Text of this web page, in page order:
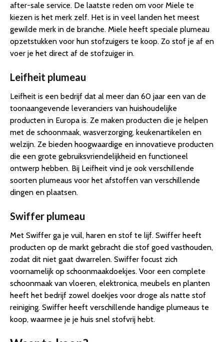
after-sale service. De laatste reden om voor Miele te
kiezen is het merk zelf. Het is in veel landen het meest
gewilde merk in de branche. Miele heeft speciale plumeau
opzetstukken voor hun stofzuigers te koop. Zo stof je af en
voer je het direct af de stofzuiger in.
Leifheit plumeau
Leifheit is een bedrijf dat al meer dan 60 jaar een van de
toonaangevende leveranciers van huishoudelijke
producten in Europa is. Ze maken producten die je helpen
met de schoonmaak, wasverzorging, keukenartikelen en
welzijn. Ze bieden hoogwaardige en innovatieve producten
die een grote gebruiksvriendelijkheid en functioneel
ontwerp hebben. Bij Leifheit vind je ook verschillende
soorten plumeaus voor het afstoffen van verschillende
dingen en plaatsen.
Swiffer plumeau
Met Swiffer ga je vuil, haren en stof te lijf. Swiffer heeft
producten op de markt gebracht die stof goed vasthouden,
zodat dit niet gaat dwarrelen. Swiffer focust zich
voornamelijk op schoonmaakdoekjes. Voor een complete
schoonmaak van vloeren, elektronica, meubels en planten
heeft het bedrijf zowel doekjes voor droge als natte stof
reiniging. Swiffer heeft verschillende handige plumeaus te
koop, waarmee je je huis snel stofvrij hebt.